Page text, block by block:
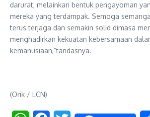
darurat, melainkan bentuk pengayoman
mereka yang terdampak. Semoga
terus terjaga dan semakin solid dimasa
menghadirkan kekuatan kebersamaan
kemanusiaan,”tandasnya.
(Orik / LCN)